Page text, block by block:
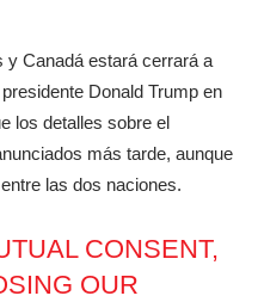
y Canadá estará cerrará a
Donald Trump en
los detalles sobre el
más tarde, aunque
las dos naciones.
CONSENT,
OUR